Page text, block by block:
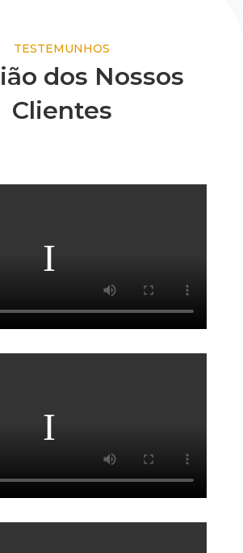
TESTEMUNHOS
dos Nossos
Clientes